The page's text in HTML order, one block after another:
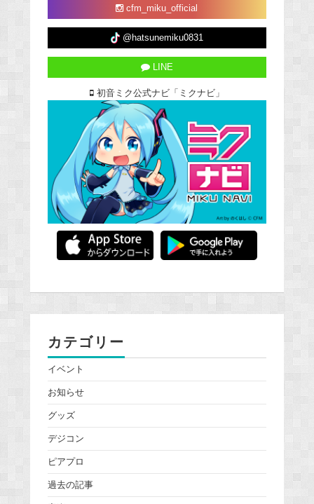
cfm_miku_official
@hatsunemiku0831
LINE
初音ミク公式ナビ「ミクナビ」
カテゴリー
イベント
お知らせ
グッズ
デジコン
ピアプロ
過去の記事